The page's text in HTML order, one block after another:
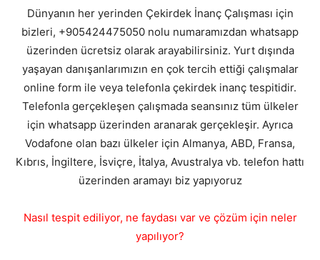
Dünyanın her yerinden Çekirdek İnanç Çalışması için
bizleri, +905424475050 nolu numaramızdan whatsapp
üzerinden ücretsiz olarak arayabilirsiniz. Yurt dışında
yaşayan danışanlarımızın en çok tercih ettiği çalışmalar
online form ile veya telefonla çekirdek inanç tespitidir.
Telefonla gerçekleşen çalışmada seansınız tüm ülkeler
için whatsapp üzerinden aranarak gerçekleşir. Ayrıca
Vodafone olan bazı ülkeler için Almanya, ABD, Fransa,
Kıbrıs, İngiltere, İsviçre, İtalya, Avustralya vb. telefon hattı
üzerinden aramayı biz yapıyoruz
Nasıl tespit ediliyor, ne faydası var ve çözüm için neler
yapılıyor?